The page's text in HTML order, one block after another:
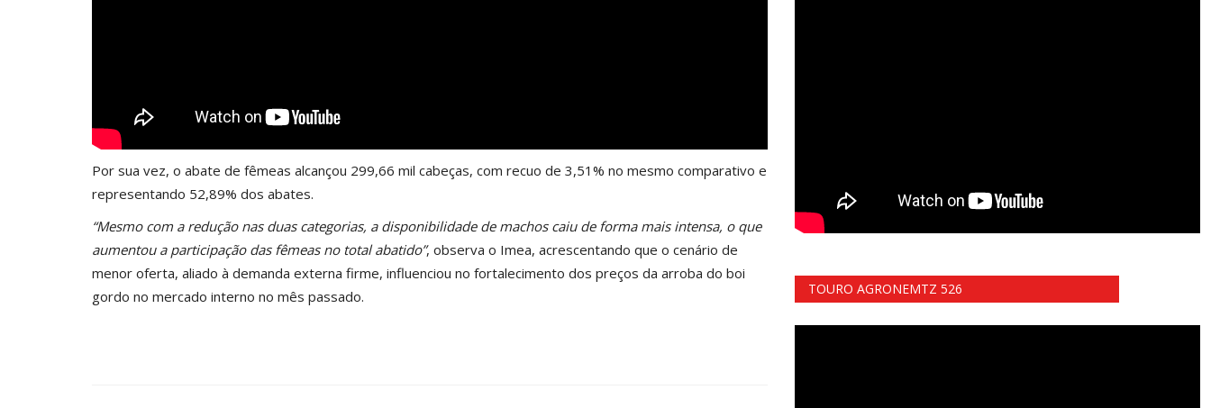
Por sua vez, o abate de fêmeas alcançou 299,66 mil cabeças, com recuo de 3,51% no mesmo comparativo e
representando 52,89% dos abates.
“Mesmo com a redução nas duas categorias, a disponibilidade de machos caiu de forma mais intensa, o que
aumentou a participação das fêmeas no total abatido”, observa o Imea, acrescentando que o cenário de
menor oferta, aliado à demanda externa firme, influenciou no fortalecimento dos preços da arroba do boi
gordo no mercado interno no mês passado.
TOURO AGRONEMTZ 526